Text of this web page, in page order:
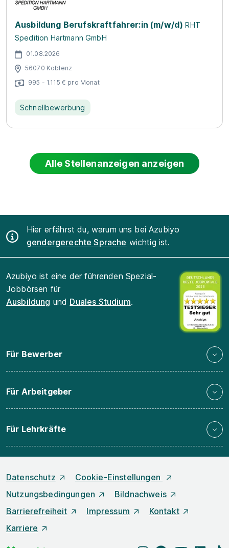
Ausbildung Berufskraftfahrer:in (m/w/d) RHT
Spedition Hartmann GmbH
01.08.2026
56070 Koblenz
995 - 1.115 € pro Monat
Schnellbewerbung
Alle Stellenanzeigen anzeigen
Hier erfährst du, warum uns bei Azubiyo
gendergerechte Sprache wichtig ist.
Azubiyo ist eine der führenden Spezial-
Jobbörsen für
Ausbildung und Duales Studium.
Für Bewerber
Für Arbeitgeber
Für Lehrkräfte
Datenschutz
Cookie-Einstellungen
Nutzungsbedingungen
Bildnachweis
Barrierefreiheit
Impressum
Kontakt
Karriere